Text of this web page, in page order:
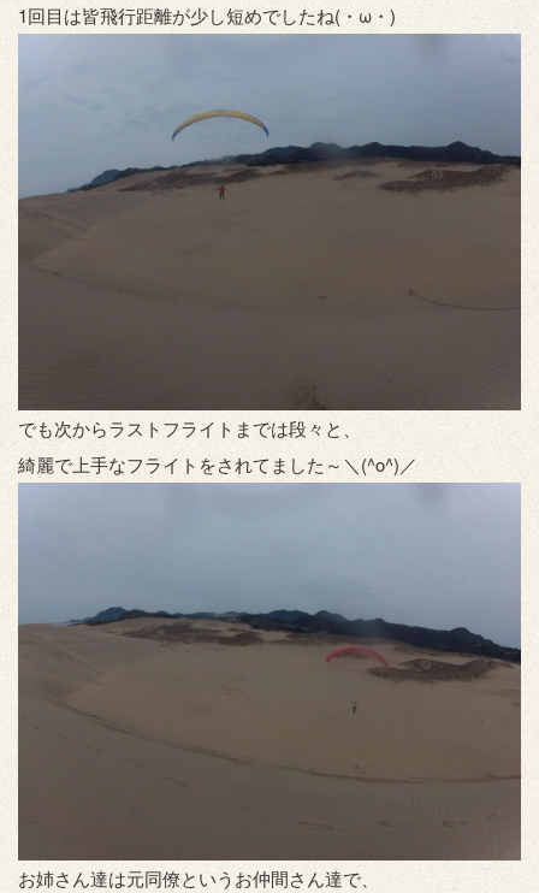
1回目は皆飛行距離が少し短めでしたね(・ω・)
でも次からラストフライトまでは段々と、
綺麗で上手なフライトをされてました～＼(^o^)／
お姉さん達は元同僚というお仲間さん達で、